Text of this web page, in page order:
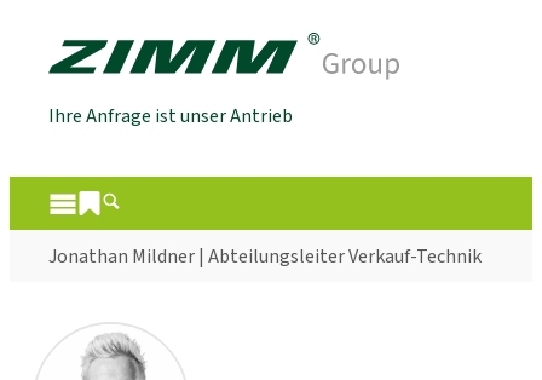
Ihre Anfrage ist unser Antrieb
Jonathan Mildner | Abteilungsleiter Verkauf-Technik